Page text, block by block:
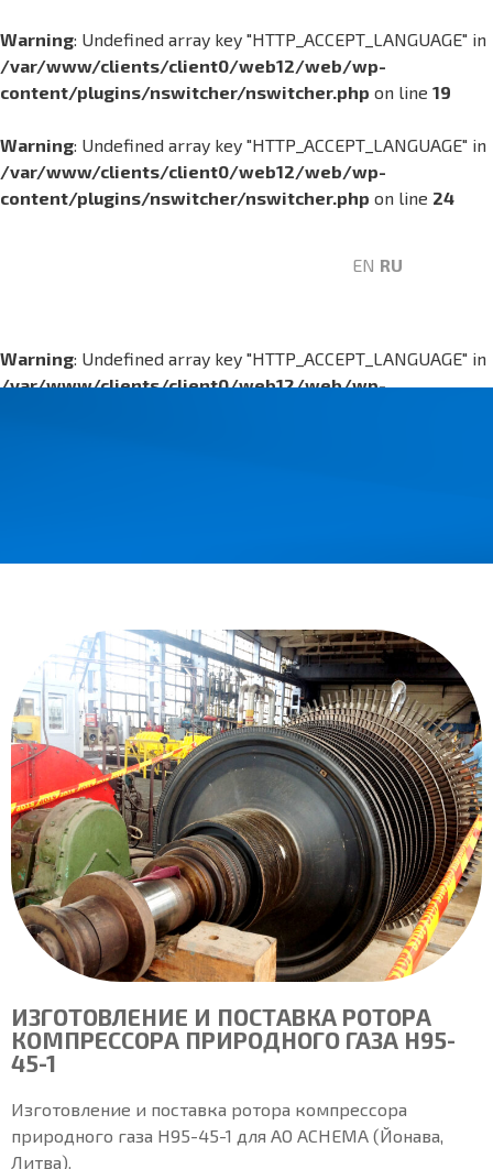
Warning: Undefined array key "HTTP_ACCEPT_LANGUAGE" in
/var/www/clients/client0/web12/web/wp-
content/plugins/nswitcher/nswitcher.php on line 19
Warning: Undefined array key "HTTP_ACCEPT_LANGUAGE" in
/var/www/clients/client0/web12/web/wp-
content/plugins/nswitcher/nswitcher.php on line 24
EN RU
Warning: Undefined array key "HTTP_ACCEPT_LANGUAGE" in
/var/www/clients/client0/web12/web/wp-
ИЗГОТОВЛЕНИЕ И ПОСТАВКА РОТОРА
КОМПРЕССОРА ПРИРОДНОГО ГАЗА Н95-
45-1
Изготовление и поставка ротора компрессора
природного газа Н95-45-1 для АО АСНЕМА (Йонава,
Литва).